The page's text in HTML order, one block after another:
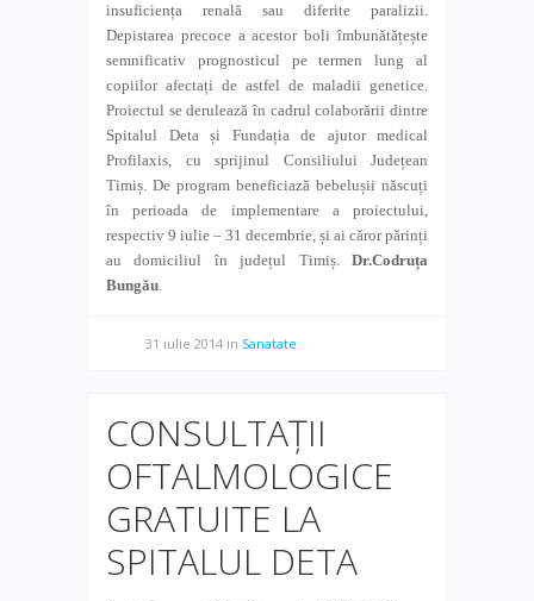
insuficiența renală sau diferite paralizii.
Depistarea precoce a acestor boli îmbunătățește
semnificativ prognosticul pe termen lung al
copiilor afectați de astfel de maladii genetice.
Proiectul se derulează în cadrul colaborării dintre
Spitalul Deta și Fundația de ajutor medical
Profilaxis, cu sprijinul Consiliului Județean
Timiș. De program beneficiază bebelușii născuți
în perioada de implementare a proiectului,
respectiv 9 iulie – 31 decembrie, și ai căror părinți
au domiciliul în județul Timiș. Dr.Codruța
Bungău.
31 iulie 2014 in Sanatate
CONSULTAȚII
OFTALMOLOGICE
GRATUITE LA
SPITALUL DETA